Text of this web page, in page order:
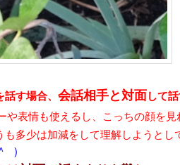
す場合、 会話相手と対面して
表情も使えるし、こっちの顔を見
多少は加減をして理解しようとし
ゞ)